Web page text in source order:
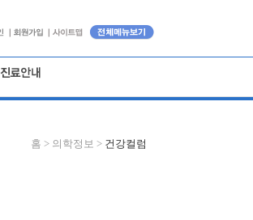
건강컬럼
의학정보 >
홈 >